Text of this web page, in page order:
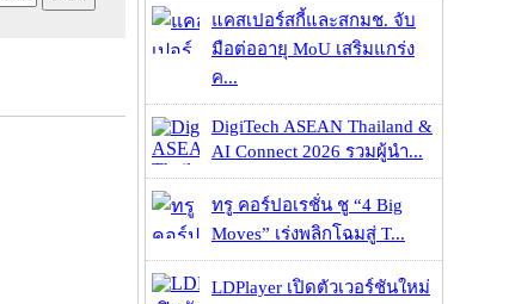
แคสเปอร์สกี้และสกมช. จับ
มือต่ออายุ MoU เสริมแกร่ง
ค...
DigiTech ASEAN Thailand &
AI Connect 2026 รวมผู้นำ...
ทรู คอร์ปอเรชั่น ชู “4 Big
Moves” เร่งพลิกโฉมสู่ T...
LDPlayer เปิดตัวเวอร์ชันใหม่